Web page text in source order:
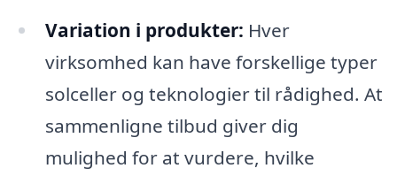
Variation i produkter: Hver
virksomhed kan have forskellige typer
solceller og teknologier til rådighed. At
sammenligne tilbud giver dig
mulighed for at vurdere, hvilke